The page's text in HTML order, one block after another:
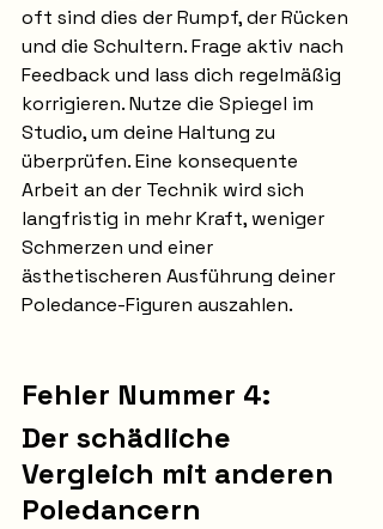
oft sind dies der Rumpf, der Rücken
und die Schultern. Frage aktiv nach
Feedback und lass dich regelmäßig
korrigieren. Nutze die Spiegel im
Studio, um deine Haltung zu
überprüfen. Eine konsequente
Arbeit an der Technik wird sich
langfristig in mehr Kraft, weniger
Schmerzen und einer
ästhetischeren Ausführung deiner
Poledance-Figuren auszahlen.
Fehler Nummer 4:
Der schädliche
Vergleich mit anderen
Poledancern